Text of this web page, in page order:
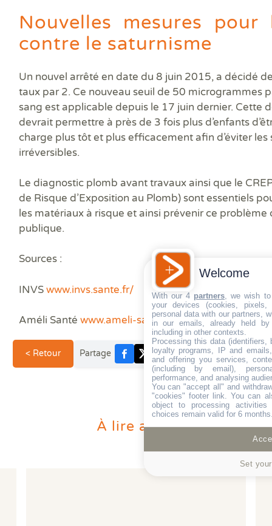
Nouvelles mesures pour
contre le saturnisme
Un nouvel arrêté en date du 8 juin 2015, a décidé
taux par 2. Ce nouveau seuil de 50 microgrammes
sang est applicable depuis le 17 juin dernier. Cette
devrait permettre à près de 3 fois plus d’enfants
charge plus tôt et plus efficacement afin d’éviter les
irréversibles.
Le diagnostic plomb avant travaux ainsi que le
de Risque d’Exposition au Plomb) sont essentiels
les matériaux à risque et ainsi prévenir ce problème
publique.
Sources :
INVSwww.invs.sante.fr/
Améli Santé www.ameli-sante.fr/saturnisme.html
< Retour Partage
À lire aussi
Welcome
With our 4 partners , we wish
your devices (cookies,
personal data with our partners,
in our emails, already held
including in other contexts.
Processing this data (identifiers,
loyalty programs, IP and
and offering you services,
(including by email),
performance, and analysing
You can "accept all" and
"cookies" footer link . You can
object to processing
choices remain valid for 6
Set